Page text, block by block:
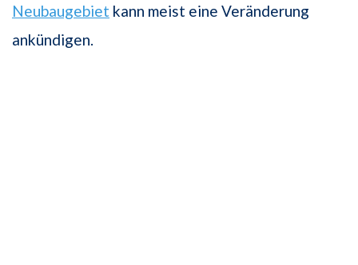
Neubaugebiet kann meist eine Veränderung
ankündigen.